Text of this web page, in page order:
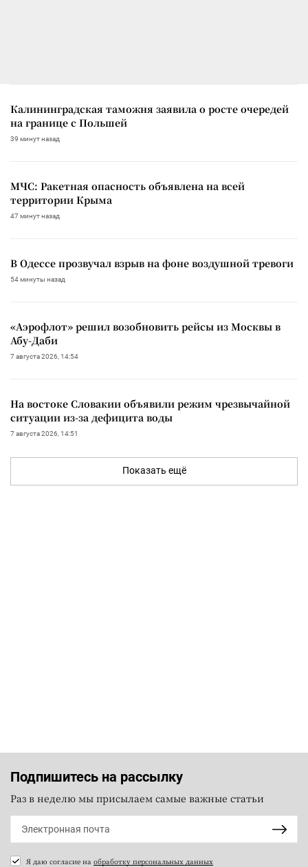
Калининградская таможня заявила о росте очередей
на границе с Польшей
39 минут назад
МЧС: Ракетная опасность объявлена на всей
территории Крыма
47 минут назад
В Одессе прозвучал взрыв на фоне воздушной тревоги
54 минуты назад
«Аэрофлот» решил возобновить рейсы из Москвы в
Абу-Даби
7 августа 2026, 14:54
На востоке Словакии объявили режим чрезвычайной
ситуации из-за дефицита воды
7 августа 2026, 14:51
Показать ещё
Подпишитесь на рассылку
Раз в неделю мы присылаем самые важные статьи
Я даю согласие на обработку персональных данных